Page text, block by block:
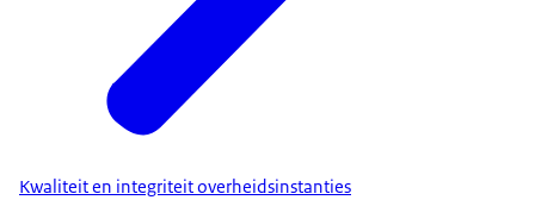
Kwaliteit en integriteit overheidsinstanties